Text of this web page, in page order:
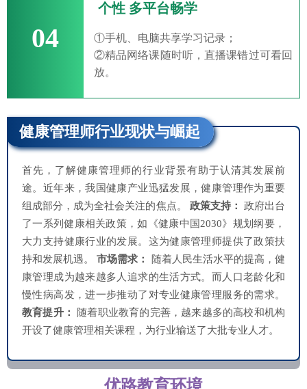
04
个性 多平台畅学
①手机、电脑共享学习记录；
②精品网络课随时听，直播课错过可看回
放。
健康管理师行业现状与崛起
首先，了解健康管理师的行业背景有助于认清其发展前
途。近年来，我国健康产业迅猛发展，健康管理作为重要
组成部分，成为全社会关注的焦点。 政策支持：
政府出台
了一系列健康相关政策，如《健康中国2030》规划纲要，
大力支持健康行业的发展。这为健康管理师提供了政策扶
持和发展机遇。市场需求：
随着人民生活水平的提高，健
康管理成为越来越多人追求的生活方式。而人口老龄化和
慢性病高发，进一步推动了对专业健康管理服务的需求。
教育提升：
随着职业教育的完善，越来越多的高校和机构
开设了健康管理相关课程，为行业输送了大批专业人才。